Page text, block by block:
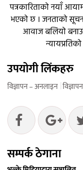
पत्रकारिताको नयाँ
भएको छ । जनताको
आवाज बलियो
उपयोगी लिंकहरु
विज्ञापन – अनलाइन
सम्पर्क ठेगाना